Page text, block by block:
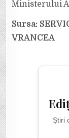
Ministerului
Sursa:
VRANCEA
Știri